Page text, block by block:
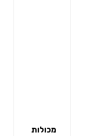
מכולות